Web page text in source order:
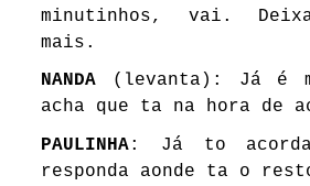
minutinhos, vai.
mais.
NANDA (levanta): Já é
acha que ta na hora de
PAULINHA: Já to
responda aonde ta o